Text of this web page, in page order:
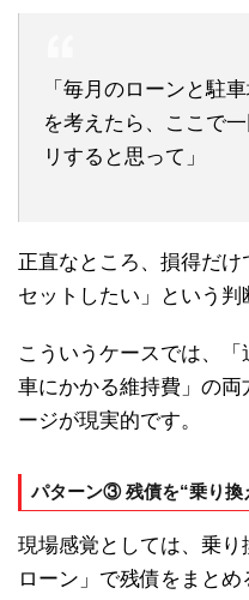
「毎月のローンと駐
を考えたら、ここで
リすると思って」
正直なところ、損得だ
セットしたい」という判
こういうケースでは、
車にかかる維持費」の
ージが現実的です。
パターン③ 残債を“乗り換
現場感覚としては、乗
ローン」で残債をまと